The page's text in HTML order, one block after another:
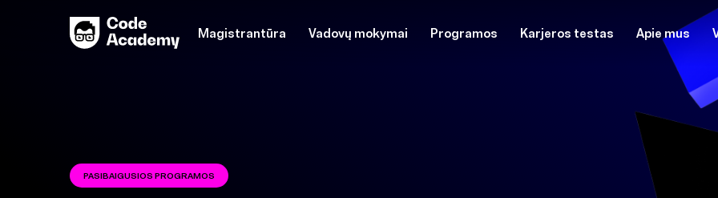
Magistrantūra Vadovų mokymai Programos Karjeros testas Apie mus
PASIBAIGUSIOS PROGRAMOS